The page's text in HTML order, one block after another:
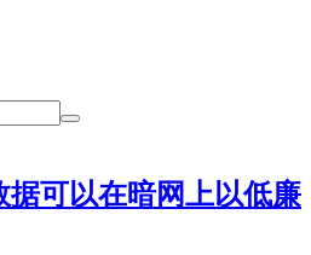
据可以在暗网上以低廉